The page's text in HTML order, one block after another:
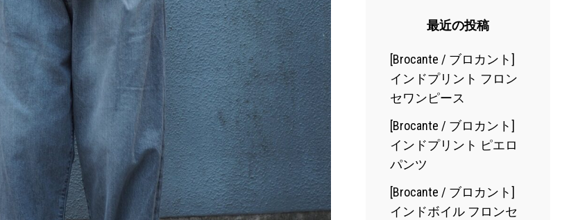
最近の投稿
[Brocante / ブロカント]
インドプリント フロン
セワンピース
[Brocante / ブロカント]
インドプリント ピエロ
パンツ
[Brocante / ブロカント]
インドボイル フロンセ